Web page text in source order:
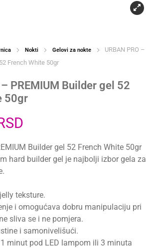
Nokti Gelovi za nokte
URBAN PRO –
French White 50gr
– PREMIUM Builder gel 52
50gr
Builder gel 52 French White 50gr
hard builder gel je najbolji izbor gela za
teksture.
i omogućava dobru manipulaciju pri
sliva se i ne pomjera.
i samonivelišući.
minut pod LED lampom ili 3 minuta